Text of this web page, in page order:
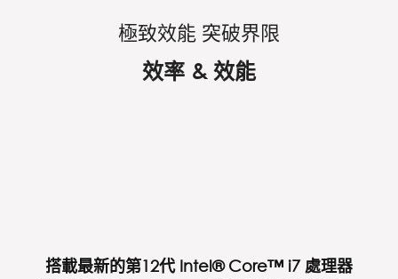
極致效能 突破界限
效率 & 效能
搭載最新的第12代 Intel® Core™ i7 處理器